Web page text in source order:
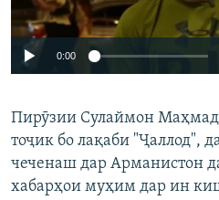
Auto 240p
720p
0:00
Пирӯзии Сулаймон
тоҷик бо лақаби "Ҷаллод",
чеченаш дар Арманистон
хабарҳои муҳим дар ин